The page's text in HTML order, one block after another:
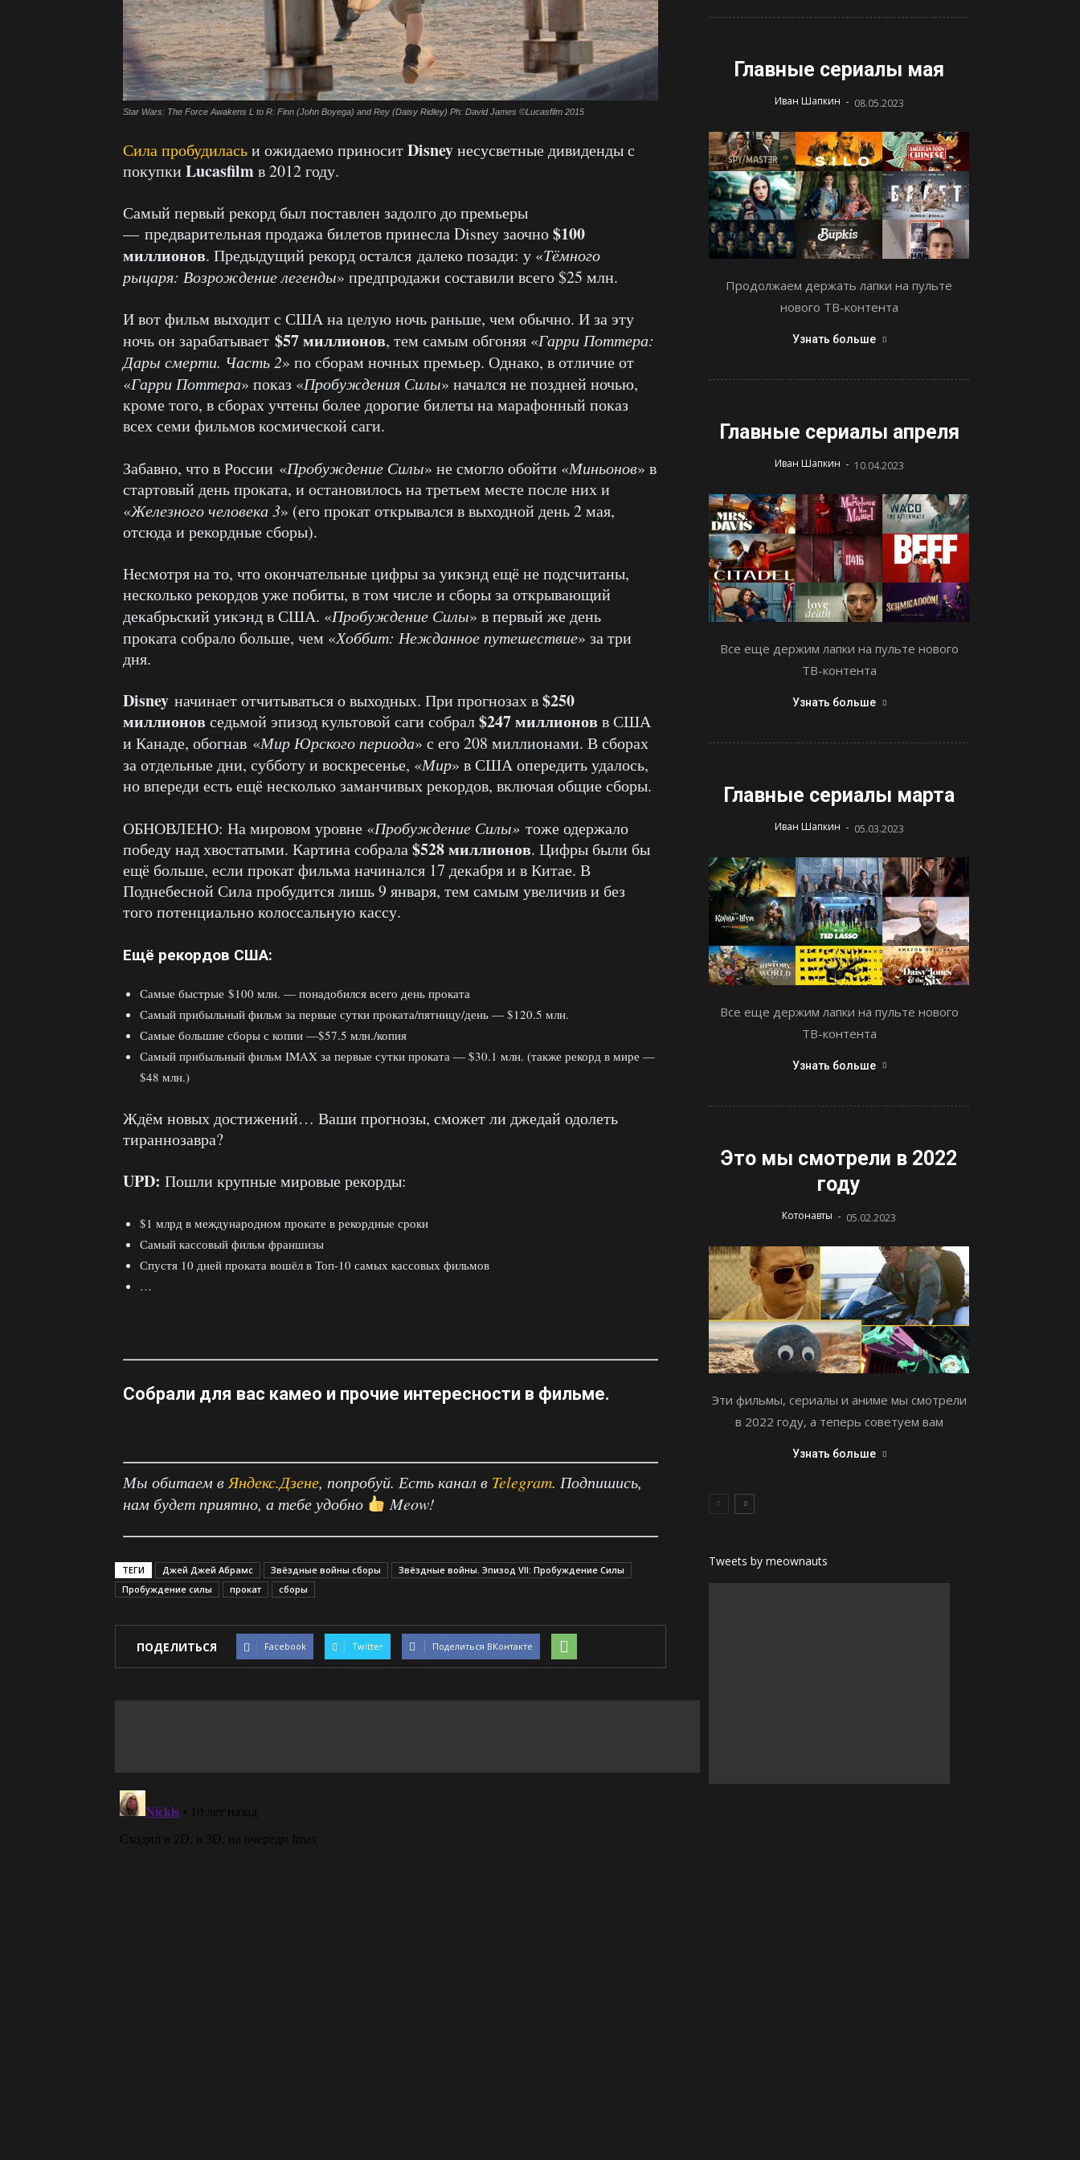
Star Wars: The Force Awakens L to R: Finn (John Boyega) and Rey (Daisy Ridley) Ph: David James ©Lucasfilm 2015
Сила пробудиласьи ожидаемо приноситDisneyнесусветные дивиденды с
покупки Lucasfilmв 2012 году.
Самый первый рекорд был поставлен задолго до премьеры
— предварительная продажа билетов принесла Disney заочно$100
миллионов. Предыдущий рекорд остался далеко позади: у «Тёмного
рыцаря: Возрождение легенды» предпродажи составили всего $25 млн.
И вот фильм выходит с США на целую ночь раньше, чем обычно. И за эту
ночь он зарабатывает $57 миллионов, тем самым обгоняя «Гарри Поттера:
Дары смерти. Часть 2» по сборам ночных премьер. Однако, в отличие от
«Гарри Поттера» показ «Пробуждения Силы» начался не поздней ночью,
кроме того, в сборах учтены более дорогие билеты на марафонный показ
всех семи фильмов космической саги.
Забавно, что в России «Пробуждение Силы» не смогло обойти «Миньонов» в
стартовый день проката, и остановилось на третьем месте после них и
«Железного человека 3» (его прокат открывался в выходной день 2 мая,
отсюда и рекордные сборы).
Несмотря на то, что окончательные цифры за уикэнд ещё не подсчитаны,
несколько рекордов уже побиты, в том числе и сборы за открывающий
декабрьский уикэнд в США. «Пробуждение Силы» в первый же день
проката собрало больше, чем «Хоббит: Нежданное путешествие» за три
дня.
Disney начинает отчитываться о выходных. При прогнозах в$250
миллионовседьмой эпизод культовой саги собрал$247 миллионовв США
и Канаде, обогнав «Мир Юрского периода» с его 208 миллионами. В сборах
за отдельные дни, субботу и воскресенье, «Мир» в США опередить удалось,
но впереди есть ещё несколько заманчивых рекордов, включая общие сборы.
ОБНОВЛЕНО: На мировом уровне «Пробуждение Силы» тоже одержало
победу над хвостатыми. Картина собрала$528 миллионов. Цифры были бы
ещё больше, если прокат фильма начинался 17 декабря и в Китае. В
Поднебесной Сила пробудится лишь 9 января, тем самым увеличив и без
того потенциально колоссальную кассу.
Ещё рекордов США:
Самые быстрые $100 млн. — понадобился всего день проката
Самый прибыльный фильм за первые сутки проката/пятницу/день — $120.5 млн.
Самые большие сборы с копии —$57.5 млн./копия
Самый прибыльный фильм IMAX за первые сутки проката — $30.1 млн. (также рекорд в мире —
$48 млн.)
Ждём новых достижений… Ваши прогнозы, сможет ли джедай одолеть
тираннозавра?
UPD: Пошли крупные мировые рекорды:
$1 млрд в международном прокате в рекордные сроки
Самый кассовый фильм франшизы
Спустя 10 дней проката вошёл в Топ-10 самых кассовых фильмов
…
Собрали для вас камео и прочие интересности в фильме.
Мы обитаем вЯндекс.Дзене, попробуй. Есть канал в Telegram. Подпишись,
нам будет приятно, а тебе удобно
Meow!
ТЕГИ Джей Джей Абрамс Звёздные войны сборы
Звёздные войны. Эпизод VII: Пробуждение Силы
Пробуждение силы
прокат сборы
ПОДЕЛИТЬСЯ Facebook Twitter Поделиться ВКонтакте
Главные сериалы мая
Иван Шапкин - 08.05.2023
Продолжаем держать лапки на пульте
нового ТВ-контента
Узнать больше
Главные сериалы апреля
Иван Шапкин - 10.04.2023
Все еще держим лапки на пульте нового
ТВ-контента
Узнать больше
Главные сериалы марта
Иван Шапкин - 05.03.2023
Все еще держим лапки на пульте нового
ТВ-контента
Узнать больше
Это мы смотрели в 2022
году
Котонавты - 05.02.2023
Эти фильмы, сериалы и аниме мы смотрели
в 2022 году, а теперь советуем вам
Узнать больше
Tweets by meownauts